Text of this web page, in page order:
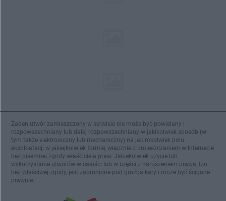
Żaden utwór zamieszczony w serwisie nie może być powielany i
rozpowszechniany lub dalej rozpowszechniany w jakikolwiek sposób (w
tym także elektroniczny lub mechaniczny) na jakimkolwiek polu
eksploatacji w jakiejkolwiek formie, włącznie z umieszczaniem w Internecie
bez pisemnej zgody właściciela praw. Jakiekolwiek użycie lub
wykorzystanie utworów w całości lub w części z naruszeniem prawa, tzn.
bez właściwej zgody, jest zabronione pod groźbą kary i może być ścigane
prawnie.